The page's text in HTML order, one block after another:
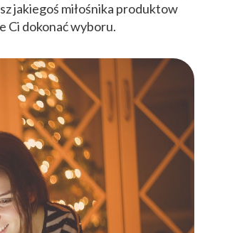
jakiegoś miłośnika produktow
Ci dokonać wyboru.